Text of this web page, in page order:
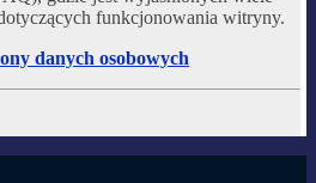
funkcjonowania witryny.
danych osobowych